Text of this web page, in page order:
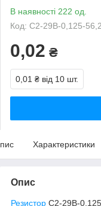
В наявності 222 од.
Код: С2-29В-0,125-
0,02 ₴
0,01 ₴ від 10 шт.
Характеристики
Опис
Резистор С2-29В-